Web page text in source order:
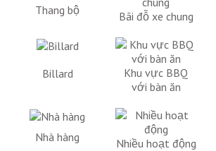
Thang bộ Bãi đỗ xe chung
Billard
Khu vực BBQ
với bàn ăn
Nhà hàng Nhiều hoạt động